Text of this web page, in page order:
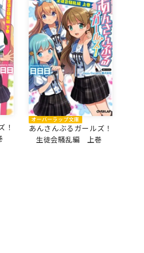
！
オーバーラップ文庫
あんさんぶるガールズ！
生徒会騒乱編 上巻